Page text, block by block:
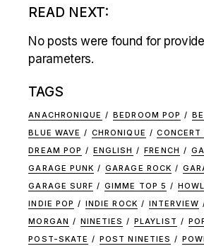
READ NEXT:
No posts were found for
parameters.
TAGS
ANACHRONIQUE BEDROOM POP
BLUE WAVE
CHRONIQUE
CONCERT
DREAM POP
ENGLISH FRENCH
GARAGE PUNK
GARAGE ROCK
GARAGE SURF
GIMME TOP 5
INDIE POP
INDIE ROCK INTERVIEW
MORGAN
NINETIES PLAYLIST
POST-SKATE
POST NINETIES